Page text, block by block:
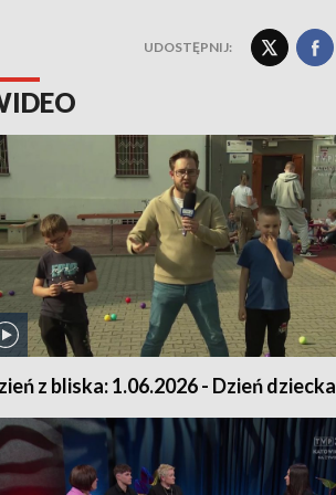
UDOSTĘPNIJ:
z bliska: 1.06.2026 - Dzień dziecka